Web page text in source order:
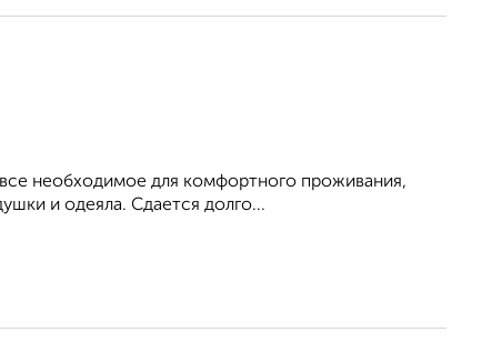
все необходимое для комфортного проживания,
и одеяла. Сдается долго...